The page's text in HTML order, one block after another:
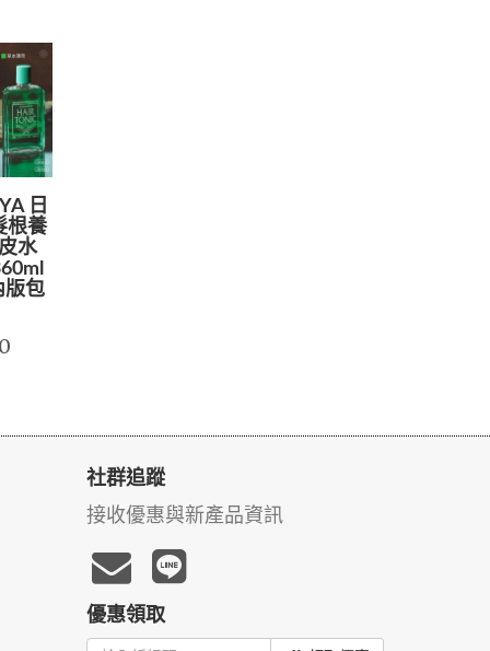
日
根養
水
版包
社群追蹤
接收優惠與新產品資訊
優惠領取